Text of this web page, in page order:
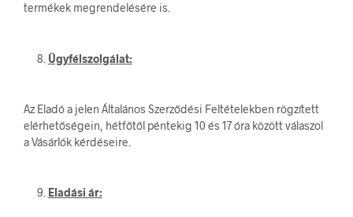
termékek megrendelésére is.
Ügyfélszolgálat:
Az Eladó a jelen Általános Szerződési Feltételekben rögzített
elérhetőségein, hétfőtől péntekig 10 és 17 óra között válaszol
a Vásárlók kérdéseire.
Eladási ár: